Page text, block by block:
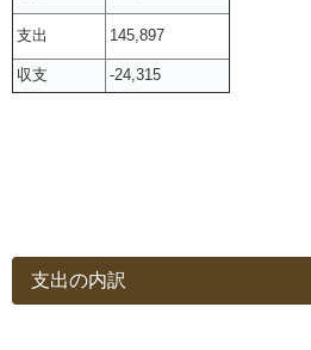
支出 145,897
収支 -24,315
支出の内訳